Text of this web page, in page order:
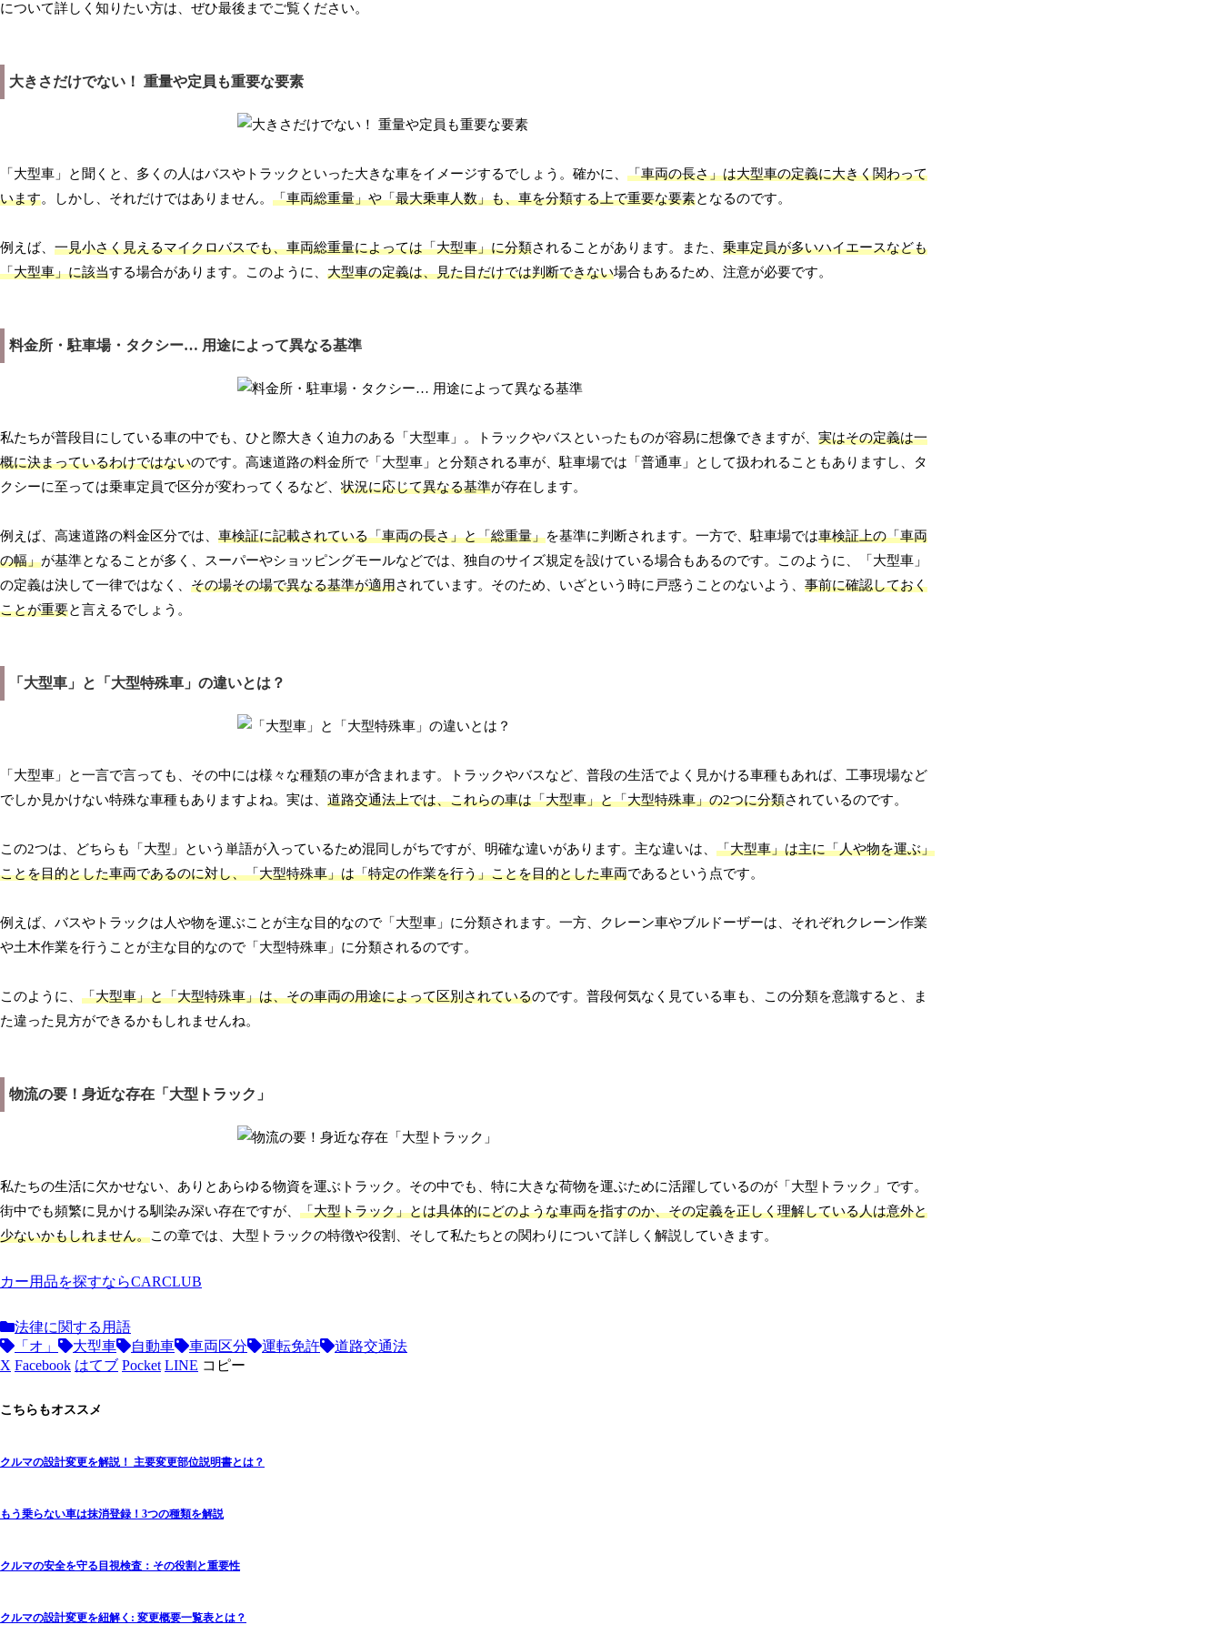
について詳しく知りたい方は、ぜひ最後までご覧ください。
大きさだけでない！ 重量や定員も重要な要素
「大型車」と聞くと、多くの人はバスやトラックといった大きな車をイメージするでしょう。確かに、 「車両の長さ」は大型車の定義に大きく関わって
います。しかし、それだけではありません。 「車両総重量」や「最大乗車人数」も、車を分類する上で重要な要素となるのです。
例えば、 一見小さく見えるマイクロバスでも、車両総重量によっては「大型車」に分類されることがあります。また、 乗車定員が多いハイエースなども
「大型車」に該当する場合があります。このように、 大型車の定義は、見た目だけでは判断できない場合もあるため、注意が必要です。
料金所・駐車場・タクシー… 用途によって異なる基準
私たちが普段目にしている車の中でも、ひと際大きく迫力のある「大型車」。トラックやバスといったものが容易に想像できますが、 実はその定義は一
概に決まっているわけではないのです。高速道路の料金所で「大型車」と分類される車が、駐車場では「普通車」として扱われることもありますし、タ
クシーに至っては乗車定員で区分が変わってくるなど、 状況に応じて異なる基準が存在します。
例えば、高速道路の料金区分では、 車検証に記載されている「車両の長さ」と「総重量」を基準に判断されます。一方で、駐車場では車検証上の「車両
の幅」が基準となることが多く、スーパーやショッピングモールなどでは、独自のサイズ規定を設けている場合もあるのです。このように、「大型車」
の定義は決して一律ではなく、 その場その場で異なる基準が適用されています。そのため、いざという時に戸惑うことのないよう、 事前に確認しておく
ことが重要と言えるでしょう。
「大型車」と「大型特殊車」の違いとは？
「大型車」と一言で言っても、その中には様々な種類の車が含まれます。トラックやバスなど、普段の生活でよく見かける車種もあれば、工事現場など
でしか見かけない特殊な車種もありますよね。実は、 道路交通法上では、これらの車は「大型車」と「大型特殊車」の2つに分類されているのです。
この2つは、どちらも「大型」という単語が入っているため混同しがちですが、明確な違いがあります。主な違いは、 「大型車」は主に「人や物を運ぶ」
ことを目的とした車両であるのに対し、「大型特殊車」は「特定の作業を行う」ことを目的とした車両であるという点です。
例えば、バスやトラックは人や物を運ぶことが主な目的なので「大型車」に分類されます。一方、クレーン車やブルドーザーは、それぞれクレーン作業
や土木作業を行うことが主な目的なので「大型特殊車」に分類されるのです。
このように、 「大型車」と「大型特殊車」は、その車両の用途によって区別されているのです。普段何気なく見ている車も、この分類を意識すると、ま
た違った見方ができるかもしれませんね。
物流の要！身近な存在「大型トラック」
私たちの生活に欠かせない、ありとあらゆる物資を運ぶトラック。その中でも、特に大きな荷物を運ぶために活躍しているのが「大型トラック」です。
街中でも頻繁に見かける馴染み深い存在ですが、 「大型トラック」とは具体的にどのような車両を指すのか、その定義を正しく理解している人は意外と
少ないかもしれません。この章では、大型トラックの特徴や役割、そして私たちとの関わりについて詳しく解説していきます。
カー用品を探すならCARCLUB
法律に関する用語
「オ」
大型車 自動車 車両区分 運転免許
道路交通法
X Facebook はてブ Pocket LINE コピー
こちらもオススメ
クルマの設計変更を解説！ 主要変更部位説明書とは？
もう乗らない車は抹消登録！3つの種類を解説
クルマの安全を守る目視検査：その役割と重要性
クルマの設計変更を紐解く: 変更概要一覧表とは？